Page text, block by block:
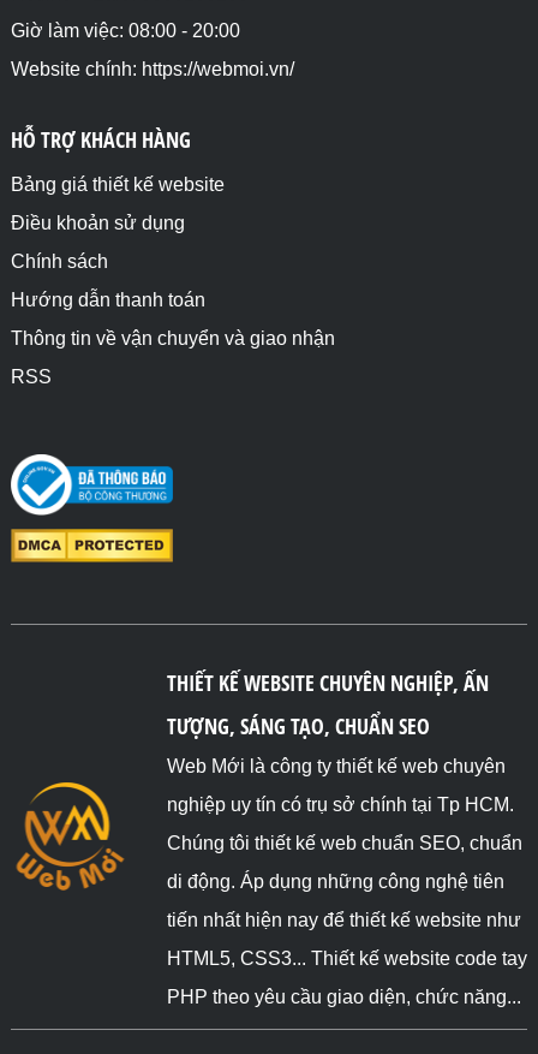
Giờ làm việc: 08:00 - 20:00
Website chính: https://webmoi.vn/
HỖ TRỢ KHÁCH HÀNG
Bảng giá thiết kế website
Điều khoản sử dụng
Chính sách
Hướng dẫn thanh toán
Thông tin về vận chuyển và giao nhận
RSS
THIẾT KẾ WEBSITE CHUYÊN NGHIỆP, ẤN
TƯỢNG, SÁNG TẠO, CHUẨN SEO
Web Mới là công ty thiết kế web chuyên
nghiệp uy tín có trụ sở chính tại Tp HCM.
Chúng tôi thiết kế web chuẩn SEO, chuẩn
di động. Áp dụng những công nghệ tiên
tiến nhất hiện nay để thiết kế website như
HTML5, CSS3... Thiết kế website code tay
PHP theo yêu cầu giao diện, chức năng...